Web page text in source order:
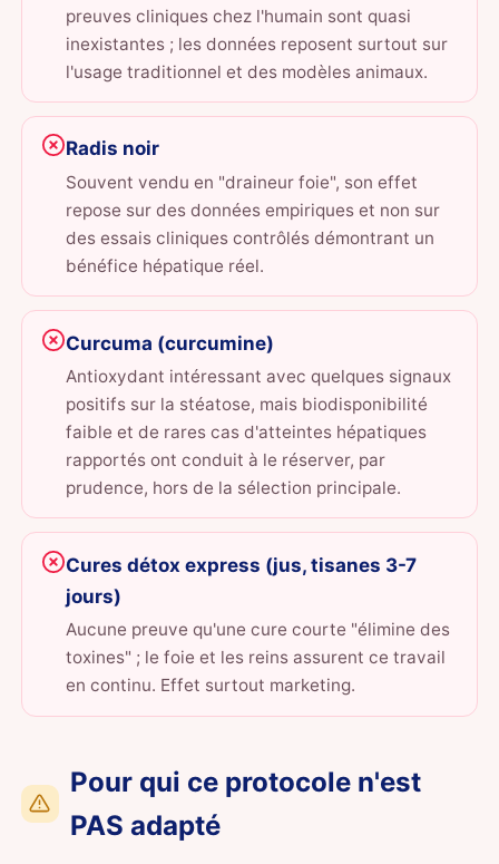
preuves cliniques chez l'humain sont quasi
inexistantes ; les données reposent surtout sur
l'usage traditionnel et des modèles animaux.
Radis noir
Souvent vendu en "draineur foie", son effet
repose sur des données empiriques et non sur
des essais cliniques contrôlés démontrant un
bénéfice hépatique réel.
Curcuma (curcumine)
Antioxydant intéressant avec quelques signaux
positifs sur la stéatose, mais biodisponibilité
faible et de rares cas d'atteintes hépatiques
rapportés ont conduit à le réserver, par
prudence, hors de la sélection principale.
Cures détox express (jus, tisanes 3-7
jours)
Aucune preuve qu'une cure courte "élimine des
toxines" ; le foie et les reins assurent ce travail
en continu. Effet surtout marketing.
Pour qui ce protocole n'est
PAS adapté